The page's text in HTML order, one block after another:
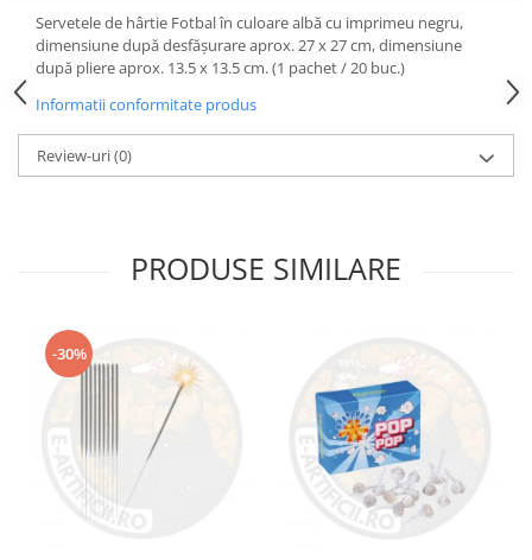
Servetele de hârtie Fotbal în culoare albă cu imprimeu negru,
dimensiune după desfășurare aprox. 27 x 27 cm, dimensiune
după pliere aprox. 13.5 x 13.5 cm. (1 pachet / 20 buc.)
Informatii conformitate produs
Review-uri(0)
PRODUSE SIMILARE
-30%